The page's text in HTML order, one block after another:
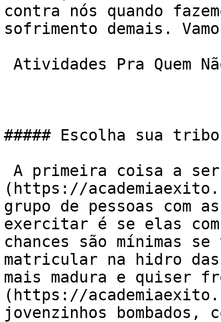
contra nós quando
sofrimento demais.
##### Escolha sua tribo
(https://
grupo de pessoas com
exercitar é se elas
chances são mínimas
matricular na hidro das
mais madura e quiser
(https://
jovenzinhos bombados,